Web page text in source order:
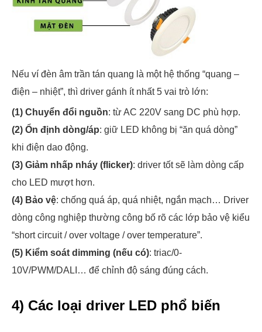
Nếu ví đèn âm trần tán quang là một hệ thống “quang –
điện – nhiệt”, thì driver gánh ít nhất 5 vai trò lớn:
(1) Chuyển đổi nguồn: từ AC 220V sang DC phù hợp.
(2) Ổn định dòng/áp: giữ LED không bị “ăn quá dòng”
khi điện dao động.
(3) Giảm nhấp nháy (flicker): driver tốt sẽ làm dòng cấp
cho LED mượt hơn.
(4) Bảo vệ: chống quá áp, quá nhiệt, ngắn mạch… Driver
dòng công nghiệp thường công bố rõ các lớp bảo vệ kiểu
“short circuit / over voltage / over temperature”.
(5) Kiểm soát dimming (nếu có): triac/0-
10V/PWM/DALI… để chỉnh độ sáng đúng cách.
4) Các loại driver LED phổ biến